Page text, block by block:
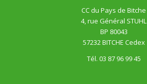
CC du Pays de Bitche
4, rue Général STUHL
BP 80043
57232 BITCHE Cedex
Tél. 03 87 96 99 45